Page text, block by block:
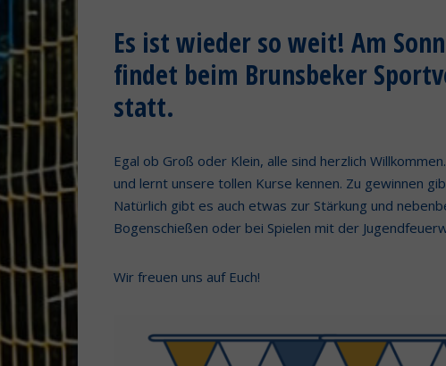
Es ist wieder so weit! Am
findet beim Brunsbeker
statt.
Egal ob Groß oder Klein, alle sind herzlich
und lernt unsere tollen Kurse kennen. Zu gewinnen
Natürlich gibt es auch etwas zur Stärkung und
Bogenschießen oder bei Spielen mit der
Wir freuen uns auf Euch!